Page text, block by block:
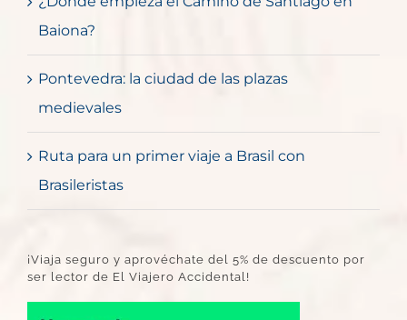
Baiona?
Pontevedra: la ciudad de las plazas
medievales
Ruta para un primer viaje a Brasil con
Brasileristas
¡Viaja seguro y aprovéchate del 5% de descuento por
ser lector de El Viajero Accidental!